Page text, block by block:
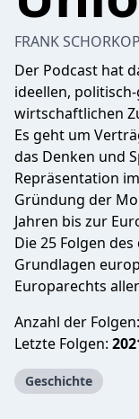
FRANK
Der Podcast hat
ideellen,
wirtschaftlichen
Es geht um
das Denken und
Repräsentation
Gründung der
Jahren bis zur
Die 25 Folgen
Grundlagen
Europarechts
Anzahl der Folgen:
Letzte Folgen:
Geschichte